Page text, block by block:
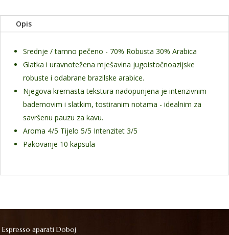
Opis
Srednje / tamno pečeno - 70% Robusta 30% Arabica
Glatka i uravnotežena mješavina jugoistočnoazijske
robuste i odabrane brazilske arabice.
Njegova kremasta tekstura nadopunjena je intenzivnim
bademovim i slatkim, tostiranim notama - idealnim za
savršenu pauzu za kavu.
Aroma 4/5 Tijelo 5/5 Intenzitet 3/5
Pakovanje 10 kapsula
Espresso aparati Doboj